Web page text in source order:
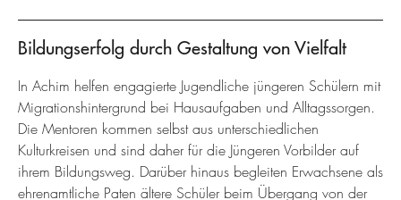
Bildungserfolg durch Gestaltung von Vielfalt
In Achim helfen engagierte Jugendliche jüngeren Schülern mit
Migrationshintergrund bei Hausaufgaben und Alltagssorgen.
Die Mentoren kommen selbst aus unterschiedlichen
Kulturkreisen und sind daher für die Jüngeren Vorbilder auf
ihrem Bildungsweg. Darüber hinaus begleiten Erwachsene als
ehrenamtliche Paten ältere Schüler beim Übergang von der